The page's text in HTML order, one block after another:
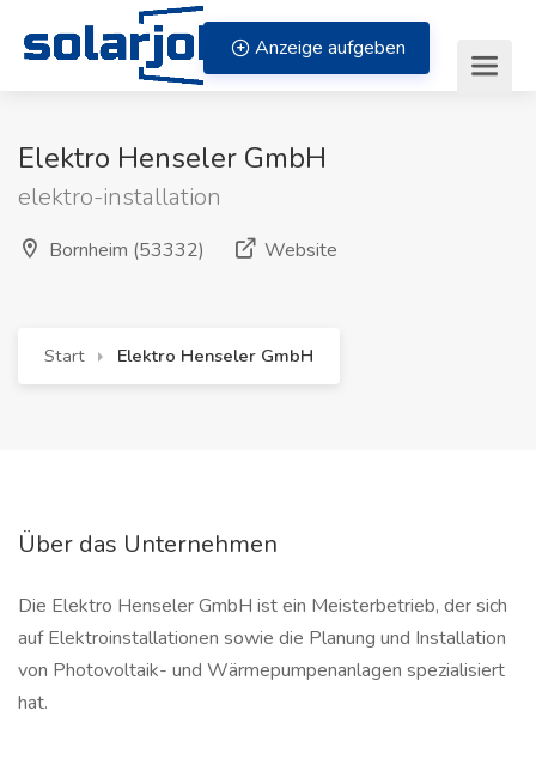
Zum Inhalt springen
Anzeige aufgeben
Elektro Henseler GmbH
elektro-installation
Bornheim (53332) Website
Start Elektro Henseler GmbH
Über das Unternehmen
Die Elektro Henseler GmbH ist ein Meisterbetrieb, der sich
auf Elektroinstallationen sowie die Planung und Installation
von Photovoltaik- und Wärmepumpenanlagen spezialisiert
hat.